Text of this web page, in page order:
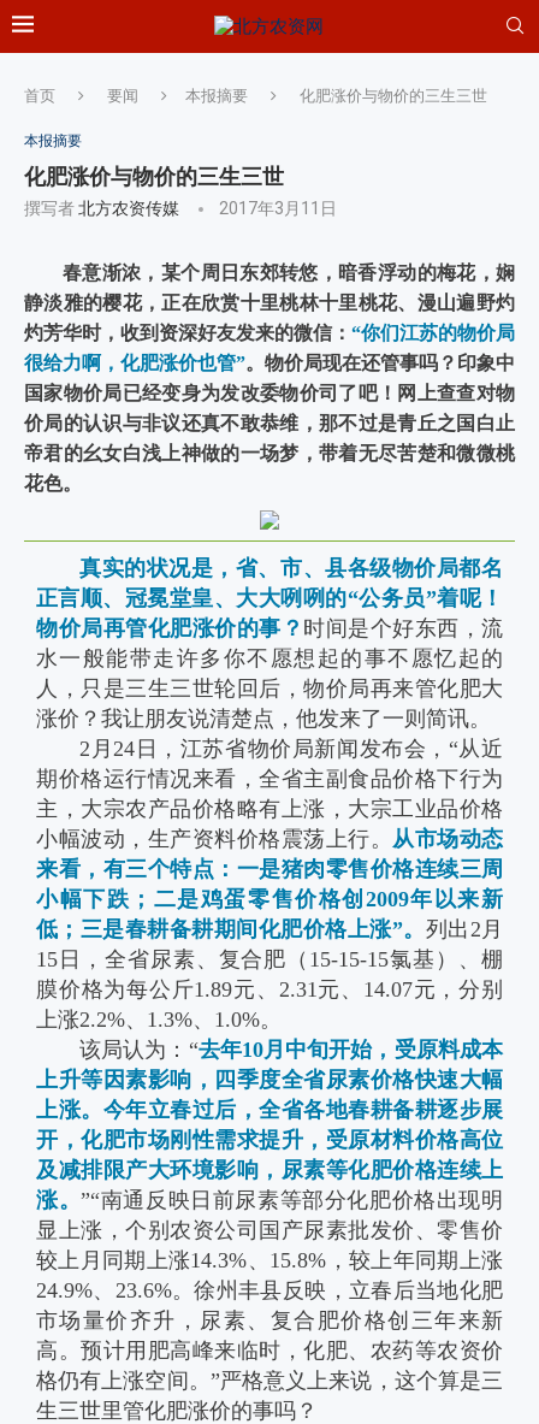
首页 要闻 本报摘要 化肥涨价与物价的三生三世
本报摘要
化肥涨价与物价的三生三世
撰写者北方农资传媒 2017年3月11日
春意渐浓，某个周日东郊转悠，暗香浮动的梅花，娴
静淡雅的樱花，正在欣赏十里桃林十里桃花、漫山遍野灼
灼芳华时，收到资深好友发来的微信： “你们江苏的物价局
很给力啊，化肥涨价也管”。物价局现在还管事吗？印象中
国家物价局已经变身为发改委物价司了吧！网上查查对物
价局的认识与非议还真不敢恭维，那不过是青丘之国白止
帝君的幺女白浅上神做的一场梦，带着无尽苦楚和微微桃
花色。
真实的状况是，省、市、县各级物价局都名
正言顺、冠冕堂皇、大大咧咧的“公务员”着呢！
物价局再管化肥涨价的事？ 时间是个好东西，流
水一般能带走许多你不愿想起的事不愿忆起的
人，只是三生三世轮回后，物价局再来管化肥大
涨价？我让朋友说清楚点，他发来了一则简讯。
2月24日，江苏省物价局新闻发布会，“从近
期价格运行情况来看，全省主副食品价格下行为
主，大宗农产品价格略有上涨，大宗工业品价格
小幅波动，生产资料价格震荡上行。 从市场动态
来看，有三个特点：一是猪肉零售价格连续三周
小幅下跌；二是鸡蛋零售价格创2009年以来新
低；三是春耕备耕期间化肥价格上涨”。 列出2月
15日，全省尿素、复合肥（15-15-15氯基）、棚
膜价格为每公斤1.89元、2.31元、14.07元，分别
上涨2.2%、1.3%、1.0%。
该局认为：“去年10月中旬开始，受原料成本
上升等因素影响，四季度全省尿素价格快速大幅
上涨。 今年立春过后，全省各地春耕备耕逐步展
开，化肥市场刚性需求提升，受原材料价格高位
及减排限产大环境影响，尿素等化肥价格连续上
涨。”“南通反映日前尿素等部分化肥价格出现明
显上涨，个别农资公司国产尿素批发价、零售价
较上月同期上涨14.3%、15.8%，较上年同期上涨
24.9%、23.6%。徐州丰县反映，立春后当地化肥
市场量价齐升，尿素、复合肥价格创三年来新
高。预计用肥高峰来临时，化肥、农药等农资价
格仍有上涨空间。”严格意义上来说，这个算是三
生三世里管化肥涨价的事吗？